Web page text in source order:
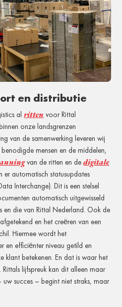
en distributie
alritten voor Rittal
onze landsgrenzen
van de samenwerking leveren wij
mensen en de middelen,
van de ritten en dedigitale
automatisch statusupdates
Interchange). Dit is een stelsel
automatisch uitgewisseld
en die van Rittal Nederland. Ook de
en het creëren van een
Hiermee wordt het
en efficiënter niveau getild en
klant betekenen. En dat is waar het
lijfspreuk kan dit alleen maar
succes – begint niet straks, maar